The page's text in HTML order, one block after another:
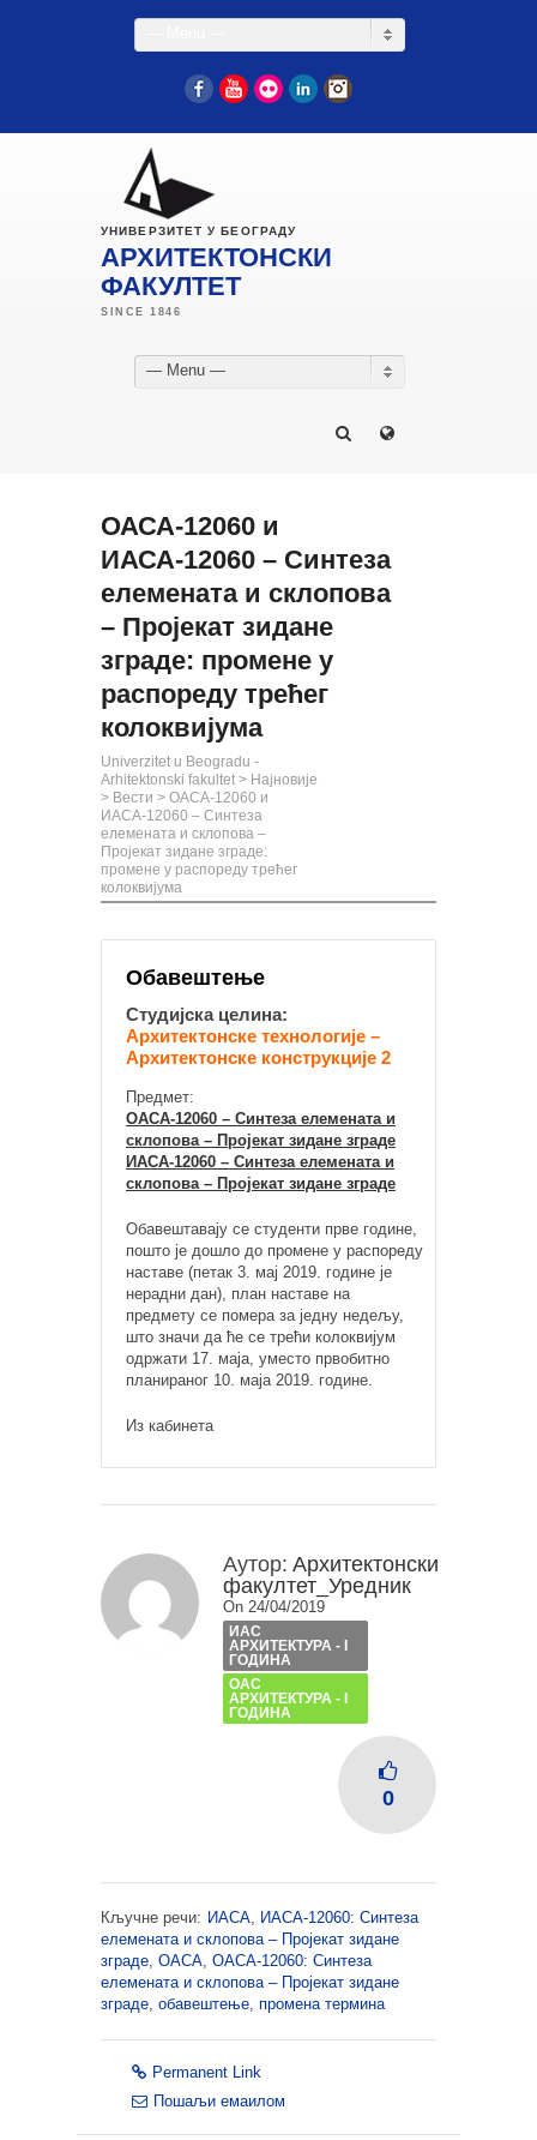
FacebookYouTube
Flickr LinkedIn
УНИВЕРЗИТЕТ У БЕОГРАДУ
АРХИТЕКТОНСКИ
ФАКУЛТЕТ
— Menu —
ОАСА-12060 и
ИАСА-12060 – Синтеза
елемената и склопова
– Пројекат зидане
зграде: промене у
распореду трећег
колоквијума
Univerzitet u Beogradu -
Arhitektonski fakultet > Најновије
> Вести > ОАСА-12060 и
ИАСА-12060 – Синтеза
елемената и склопова –
Пројекат зидане зграде:
промене у распореду трећег
колоквијума
Обавештење
Студијска целина:
Архитектонске технологије –
Архитектонске конструкције 2
Предмет:
ОАСА-12060 – Синтеза елемената и
склопова – Пројекат зидане зграде
ИАСА-12060 – Синтеза елемената и
склопова – Пројекат зидане зграде
Обавештавају се студенти прве године,
пошто је дошло до промене у распореду
наставе (петак 3. мај 2019. године је
нерадни дан), план наставе на
предмету се помера за једну недељу,
што значи да ће се трећи колоквијум
одржати 17. маја, уместо првобитно
планираног 10. маја 2019. године.
Из кабинета
Аутор: Архитектонски
факултет_Уредник
On 24/04/2019
ИАС
АРХИТЕКТУРА - I
ГОДИНА
ОАС
АРХИТЕКТУРА - I
ГОДИНА
0
Кључне речи: ИАСА, ИАСА-12060: Синтеза
елемената и склопова – Пројекат зидане
зграде, ОАСА, ОАСА-12060: Синтеза
елемената и склопова – Пројекат зидане
зграде, обавештење, промена термина
Permanent Link
Пошаљи емаилом